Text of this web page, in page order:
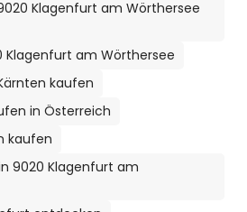
Klagenfurt am Wörthersee
Klagenfurt am Wörthersee
kaufen
in Österreich
kaufen
9020 Klagenfurt am